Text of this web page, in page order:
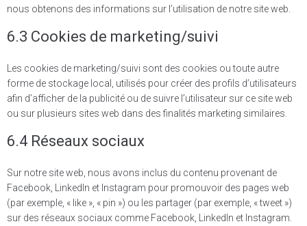
nous obtenons des informations sur l’utilisation de notre site web.
6.3 Cookies de marketing/suivi
Les cookies de marketing/suivi sont des cookies ou toute autre
forme de stockage local, utilisés pour créer des profils d’utilisateurs
afin d’afficher de la publicité ou de suivre l’utilisateur sur ce site web
ou sur plusieurs sites web dans des finalités marketing similaires.
6.4 Réseaux sociaux
Sur notre site web, nous avons inclus du contenu provenant de
Facebook, LinkedIn et Instagram pour promouvoir des pages web
(par exemple, « like », « pin ») ou les partager (par exemple, « tweet »)
sur des réseaux sociaux comme Facebook, LinkedIn et Instagram.